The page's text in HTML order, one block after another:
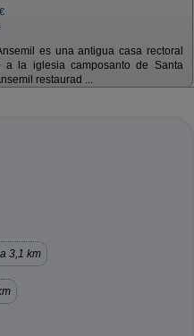
es una antigua casa rectoral
a la iglesia camposanto de Santa
restaurad ...
a 3,1 km